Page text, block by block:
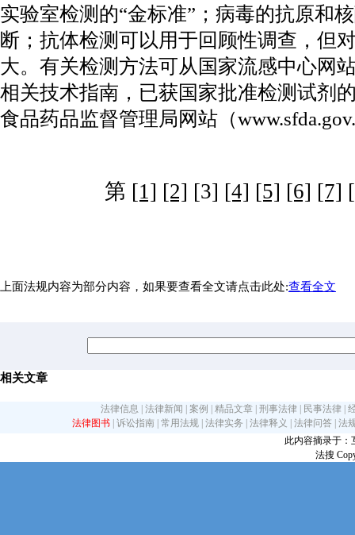
实验室检测的“金标准”；病毒的抗原和
断；抗体检测可以用于回顾性调查，但
大。有关检测方法可从国家流感中心网
相关技术指南，已获国家批准检测试剂
食品药品监督管理局网站（
第 [1] [2] [3] [4] [5] [6] [7]
上面法规内容为部分内容，如果要查看全文请点击此处:查看全文
相关文章
法律信息 法律新闻 案例 精品文章 刑事法律 民事法律
法律图书 诉讼指南 常用法规 法律实务 法律释义 法律问答
法
此内容摘录于：
法搜